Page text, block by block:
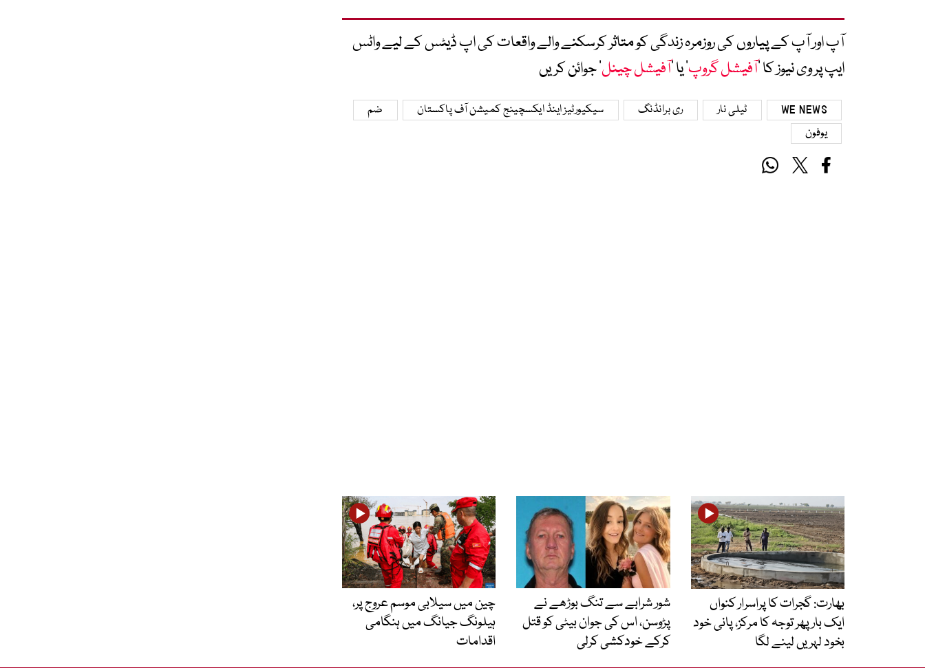
آپ اور آپ کے پیاروں کی روزمرہ زندگی کو متاثر کرسکنے والے واقعات کی اپ ڈیٹس کے لیے واٹس
ایپ پر وی نیوز کا ’آفیشل گروپ‘ یا ’آفیشل چینل‘ جوائن کریں
WE NEWS ٹیلی نار ری برانڈنگ سیکیورٹیز اینڈ ایکسچینج کمیشن آف پاکستان
ضم
یوفون
بھارت: گجرات کا پراسرار کنواں
ایک بار پھر توجہ کا مرکز، پانی خود
بخود لہریں لینے لگا
شور شرابے سے تنگ بوڑھے نے
پڑوسن، اس کی جوان بیٹی کو قتل
کرکے خودکشی کرلی
چین میں سیلابی موسم عروج پر،
ہیلونگ جیانگ میں ہنگامی
اقدامات